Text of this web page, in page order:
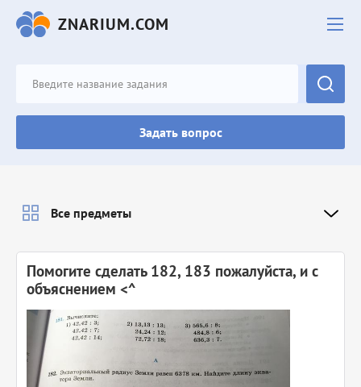
ZNARIUM.COM
Задать вопрос
Помогите сделать 182, 183 пожалуйста, и с
объяснением <^
Все предметы